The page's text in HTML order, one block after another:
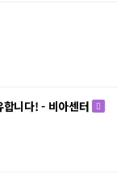
합니다! - 비아센터